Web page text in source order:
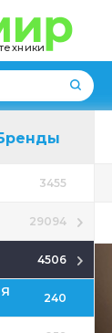
3455
29094
4506
240